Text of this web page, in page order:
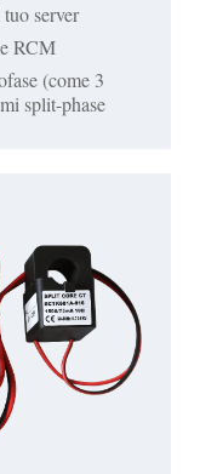
server
RCM
(come 3
split-phase